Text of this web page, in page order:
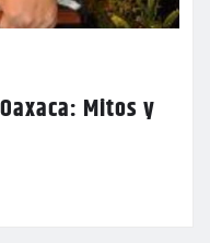
Oaxaca: Mitos y